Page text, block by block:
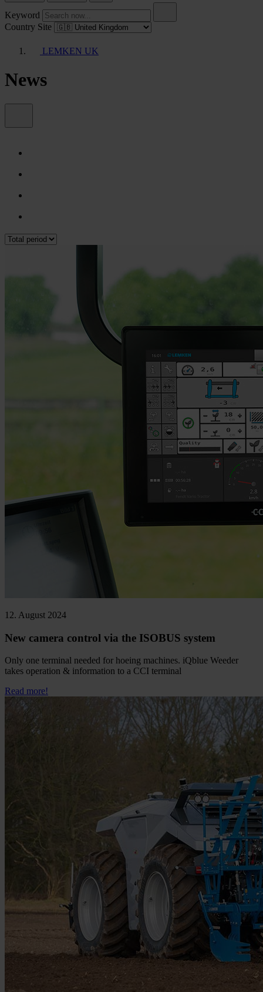
Keyword
Country Site
LEMKEN UK
News
12. August 2024
New camera control via the ISOBUS system
Only one terminal needed for hoeing machines. iQblue Weeder
takes operation & information to a CCI terminal
Read more!